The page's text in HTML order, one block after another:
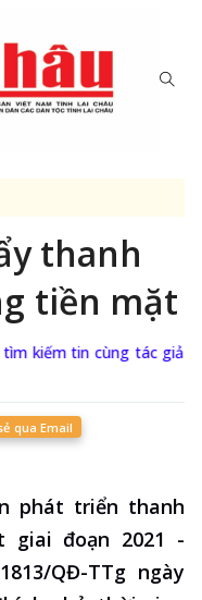
thanh
tiền mặt
tìm kiếm tin cùng tác giả
qua Email
phát triển thanh
giai đoạn 2021 -
QĐ-TTg ngày